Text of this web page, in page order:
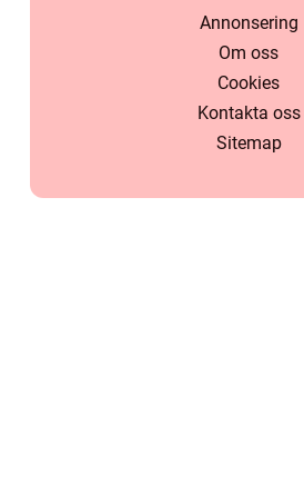
Annonsering
Om oss
Cookies
Kontakta oss
Sitemap